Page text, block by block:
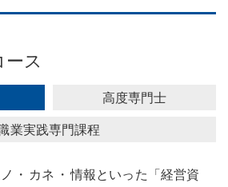
ース
高度専門士
業実践専門課程
・ カネ ・ 情報といった「経営資